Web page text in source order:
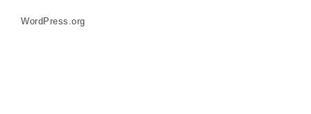
WordPress.org